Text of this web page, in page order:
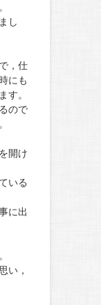
し
，仕
にも
す。
ので
開け
いる
に出
い，